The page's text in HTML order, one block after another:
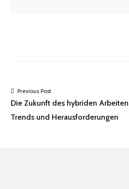
Previous Post
Die Zukunft des hybriden
Trends und Herausforderungen